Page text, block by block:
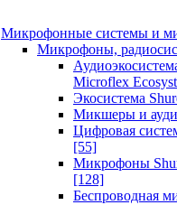
Микрофонные системы и
Микрофоны,
Microflex
Экосистема
Микшеры и
Цифровая
[55]
Микрофоны
[128]
Беспроводная